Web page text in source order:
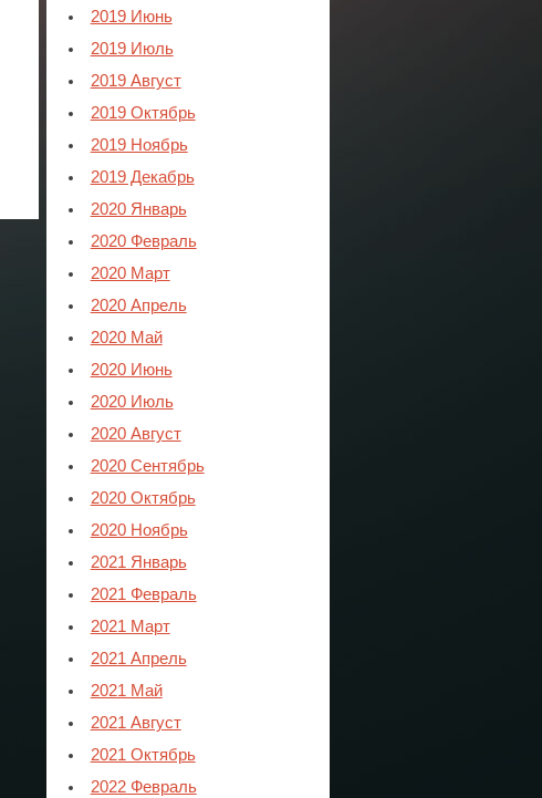
2019 Июнь
2019 Июль
2019 Август
2019 Октябрь
2019 Ноябрь
2019 Декабрь
2020 Январь
2020 Февраль
2020 Март
2020 Апрель
2020 Май
2020 Июнь
2020 Июль
2020 Август
2020 Сентябрь
2020 Октябрь
2020 Ноябрь
2021 Январь
2021 Февраль
2021 Март
2021 Апрель
2021 Май
2021 Август
2021 Октябрь
2022 Февраль